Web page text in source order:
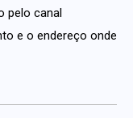
pelo canal
e o endereço onde